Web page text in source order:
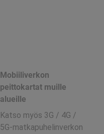
Mobiiliverkon
peittokartat muille
alueille
Katso myös 3G / 4G /
5G-matkapuhelinverkon